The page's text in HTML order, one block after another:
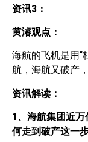
资讯3 ：
黄濬观点：
海航的飞机是用“
航，海航又破产
资讯解读：
1 、海航集团近
何走到破产这一